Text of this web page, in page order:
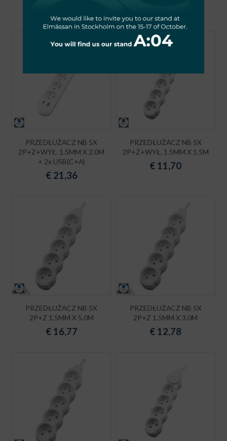
PRZEDŁUŻACZ NB 5X
2P+Z+WYŁ. 1.5MM X 2.0M
+ 2x USB(C+A)
€ 21,36
PRZEDŁUŻACZ NB 5X
2P+Z+WYŁ. 1.5MM X 1.5M
€ 11,70
PRZEDŁUŻACZ NB 5X
2P+Z 1.5MM X 5.0M
€ 16,77
PRZEDŁUŻACZ NB 5X
2P+Z 1.5MM X 3.0M
€ 12,78